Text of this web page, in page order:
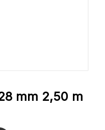
mm 2,50 m